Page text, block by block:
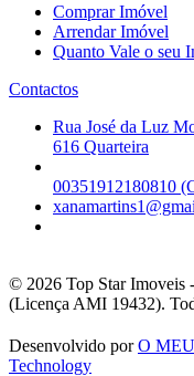
Comprar Imóvel
Arrendar Imóvel
Quanto Vale o seu
Contactos
Rua José da Luz
616 Quarteira
00351912180810
© 2026 Top Star Imoveis
(Licença AMI 19432).
Desenvolvido porO
Technology